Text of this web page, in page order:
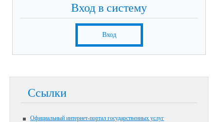
Вход в систему
Вход
Ссылки
Официальный интернет-портал государственных услуг